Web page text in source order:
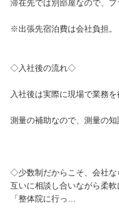
滞在先では別部屋なので、プ
※出張先宿泊費は会社負担。
◇入社後の流れ◇
入社後は実際に現場で業務
測量の補助なので、測量の知
◇少数制だからこそ、会社な
互いに相談し合いながら柔軟
「整体院に行っ…